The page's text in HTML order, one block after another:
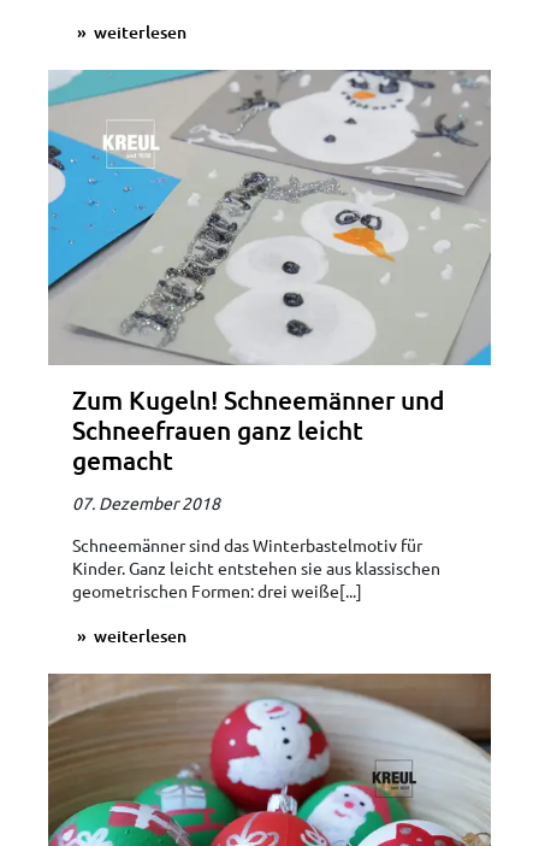
weiterlesen
Zum Kugeln! Schneemänner und
Schneefrauen ganz leicht
gemacht
07. Dezember 2018
Schneemänner sind das Winterbastelmotiv für
Kinder. Ganz leicht entstehen sie aus klassischen
geometrischen Formen: drei weiße[...]
weiterlesen